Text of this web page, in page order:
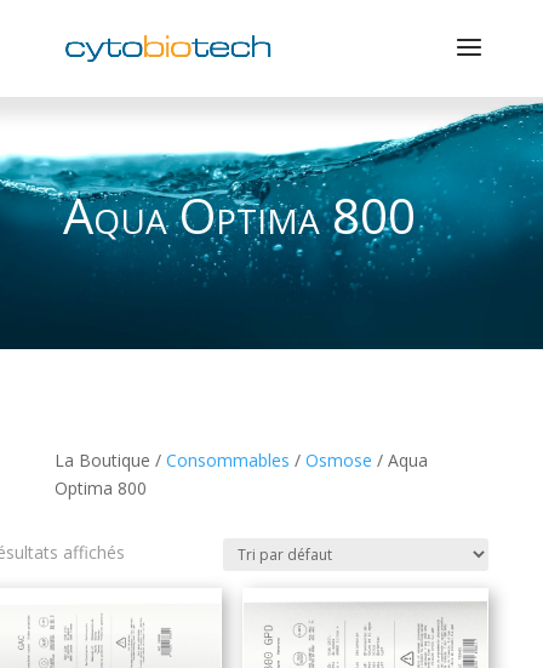
Aqua Optima 800
La Boutique / Consommables / Osmose / Aqua
Optima 800
affichés